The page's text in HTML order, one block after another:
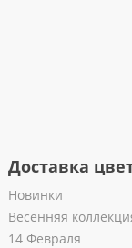
Доставка
Новинки
Весенняя
14 Февраля